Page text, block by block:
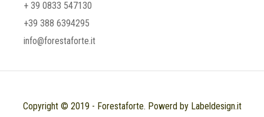
+ 39 0833 547130
+39 388 6394295
info@forestaforte.it
Copyright © 2019 - Forestaforte. Powerd by Labeldesign.it